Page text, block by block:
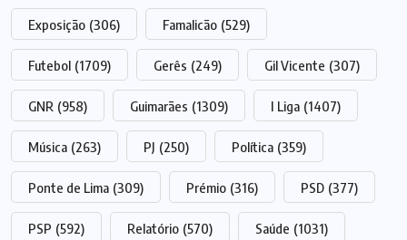
Exposição (306) Famalicão (529)
Futebol (1709) Gerês (249) Gil Vicente (307)
GNR (958) Guimarães (1309) I Liga (1407)
Música (263) PJ (250) Política (359)
Ponte de Lima (309) Prémio (316) PSD (377)
PSP (592) Relatório (570) Saúde (1031)